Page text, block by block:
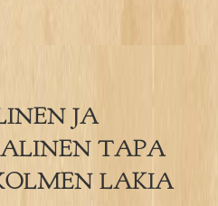
JA
TAPA
LAKIA